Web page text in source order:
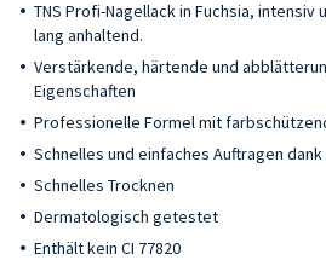
TNS Profi-Nagellack in Fuchsia, intensiv
lang anhaltend.
Verstärkende, härtende und
Eigenschaften
Professionelle Formel mit
Schnelles und einfaches Auftragen
Schnelles Trocknen
Dermatologisch getestet
Enthält kein CI 77820